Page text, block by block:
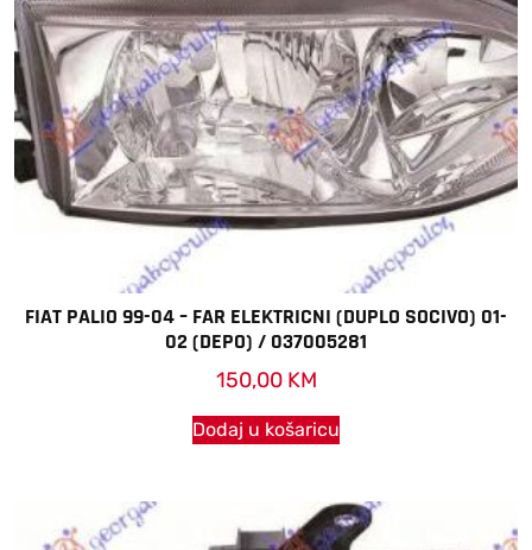
FIAT PALIO 99-04 – FAR ELEKTRICNI (DUPLO SOCIVO) 01-
02 (DEPO) / 037005281
150,00 KM
Dodaj u košaricu